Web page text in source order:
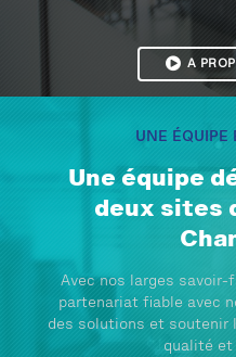
A
UNE ÉQUIPE
Une équipe
deux sites
Avec nos larges savoir-
partenariat fiable avec
des solutions et soutenir
qualité et